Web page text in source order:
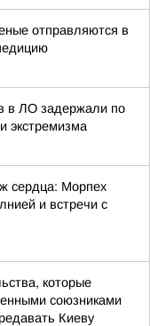
отправляются в
в ЛО задержали по
экстремизма
сердца: Морпех
и встречи с
которые
союзниками
Киеву